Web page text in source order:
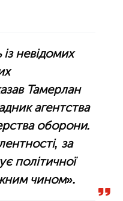
невідомих
Тамерлан
агентства
оборони.
за
політичної
чином».